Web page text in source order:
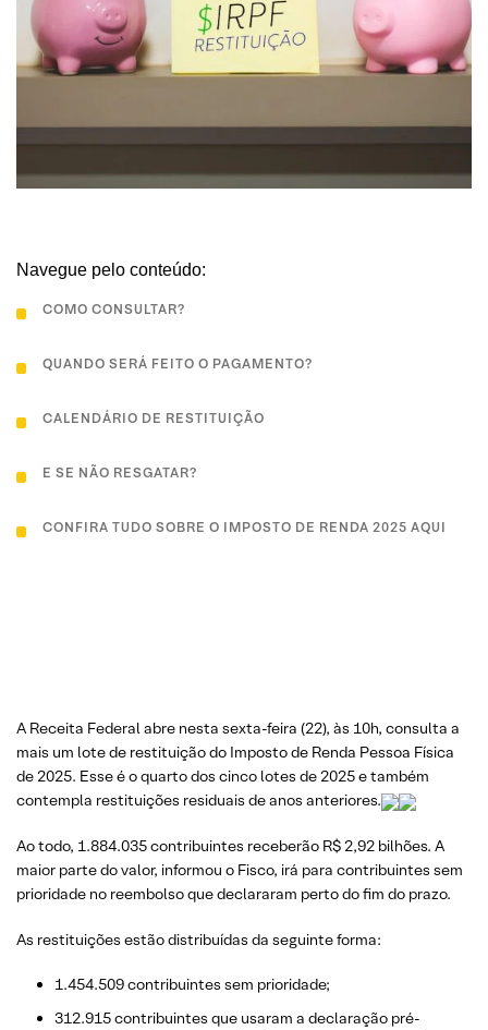
Navegue pelo conteúdo:
COMO CONSULTAR?
QUANDO SERÁ FEITO O PAGAMENTO?
CALENDÁRIO DE RESTITUIÇÃO
E SE NÃO RESGATAR?
CONFIRA TUDO SOBRE O IMPOSTO DE RENDA 2025 AQUI
A Receita Federal abre nesta sexta-feira (22), às 10h, consulta a
mais um lote de restituição do Imposto de Renda Pessoa Física
de 2025. Esse é o quarto dos cinco lotes de 2025 e também
contempla restituições residuais de anos anteriores.
Ao todo, 1.884.035 contribuintes receberão R$ 2,92 bilhões. A
maior parte do valor, informou o Fisco, irá para contribuintes sem
prioridade no reembolso que declararam perto do fim do prazo.
As restituições estão distribuídas da seguinte forma:
1.454.509 contribuintes sem prioridade;
312.915 contribuintes que usaram a declaração pré-